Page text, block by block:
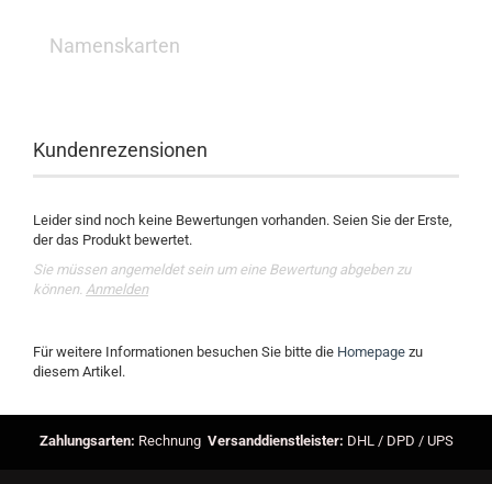
Namenskarten
Kundenrezensionen
Leider sind noch keine Bewertungen vorhanden. Seien Sie der Erste,
der das Produkt bewertet.
Sie müssen angemeldet sein um eine Bewertung abgeben zu
können. Anmelden
Für weitere Informationen besuchen Sie bitte die Homepage zu
diesem Artikel.
Zahlungsarten: Rechnung Versanddienstleister: DHL / DPD / UPS